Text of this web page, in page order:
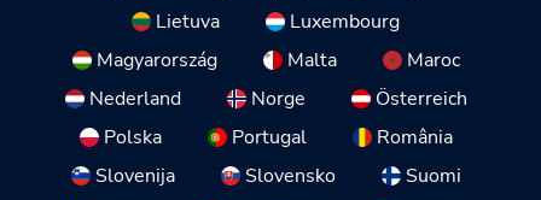
Lietuva
Luxembourg
Magyarország
Malta
Maroc
Nederland
Norge
Österreich
Polska
Portugal
România
Slovenija
Slovensko
Suomi